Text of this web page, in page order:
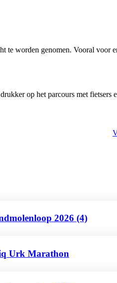
te worden genomen. Vooral voor
op het parcours met
2026 (4)
Urk Marathon